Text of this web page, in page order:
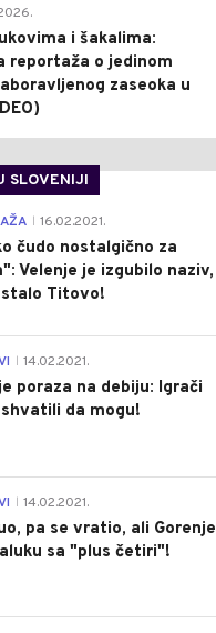
i šakalima:
reportaža o jedinom
zaseoka u
SLOVENIJI
16.02.2021.
čudo nostalgično za
Velenje je izgubilo naziv,
Titovo!
14.02.2021.
poraza na debiju: Igrači
da mogu!
14.02.2021.
pa se vratio, ali Gorenje
sa "plus četiri"!